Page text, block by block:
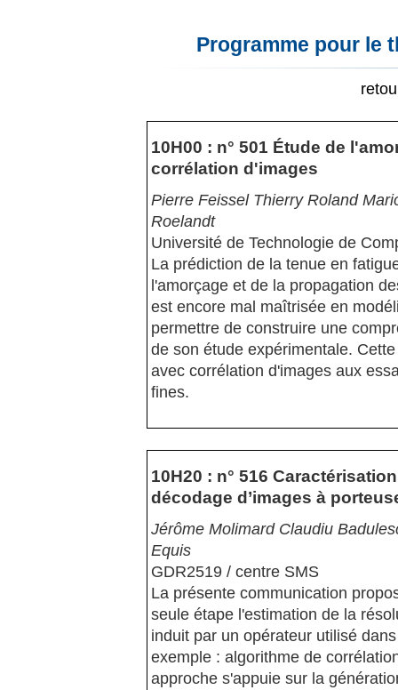
Programme pour le
10H00 : n° 501 Étude de
corrélation d'images
Pierre Feissel Thierry Roland
Roelandt
Université de Technologie de
La prédiction de la tenue en
l'amorçage et de la propagation
est encore mal maîtrisée en
permettre de construire une
de son étude expérimentale.
avec corrélation d'images aux
fines.
10H20 : n° 516
décodage d’images à
Jérôme Molimard Claudiu
Equis
GDR2519 / centre SMS
La présente communication
seule étape l'estimation de la
induit par un opérateur utilisé
exemple : algorithme de
approche s'appuie sur la